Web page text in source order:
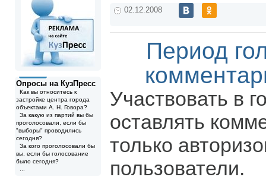
Опросы на КузПресс
Как вы относитесь к
застройке центра города
объектами А. Н. Говора?
За какую из партий вы бы
проголосовали, если бы
"выборы" проводились
сегодня?
За кого проголосовали бы
вы, если бы голосование
было сегодня?
02.12.2008
Период
Участвовать в
оставлять
только
пользователи.